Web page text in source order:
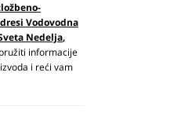
Vodovodna
Nedelja,
informacije
i reći vam